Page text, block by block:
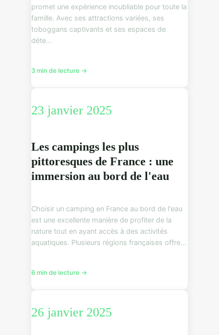
promet une expérience inoubliable pour toute la
famille. Avec ses attractions variées, ses
toboggans captivants et ses espaces de
déte...
3 min de lecture →
23 janvier 2025
Les campings les plus
pittoresques de France : une
immersion au bord de l'eau
Choisir un camping en France au bord de l'eau
est une excellente manière de profiter de la
nature tout en ayant accès à des activités
aquatiques. Plusieurs régions françaises offre...
6 min de lecture →
26 janvier 2025